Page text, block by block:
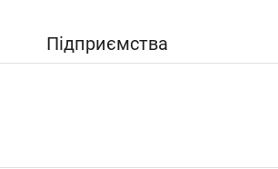
Підприємства